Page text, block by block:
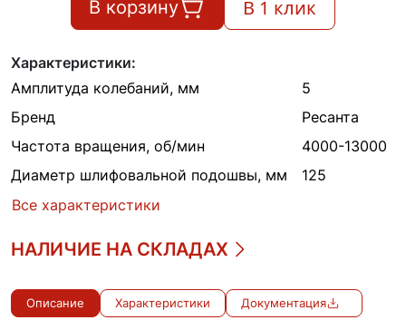
В корзину В 1 клик
Характеристики:
Амплитуда колебаний, мм
5
Бренд
Ресанта
Частота вращения, об/мин
4000-13000
Диаметр шлифовальной подошвы, мм
125
Все характеристики
НАЛИЧИЕ НА СКЛАДАХ
Описание Характеристики Документация